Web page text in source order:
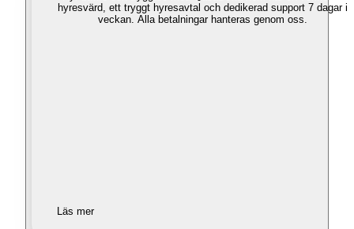
hyresvärd, ett tryggt hyresavtal och dedikerad support 7 dagar i
veckan. Alla betalningar hanteras genom oss.
Läs mer